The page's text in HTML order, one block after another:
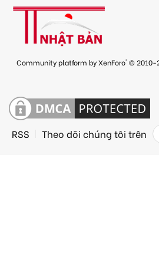
Community platform by XenForo® © 2010-
RSS Theo dõi chúng tôi trên